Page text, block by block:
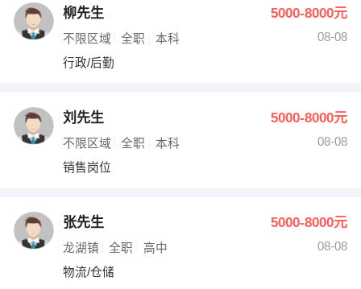
网络IT
收银员
水电/机修
编辑 法律
柳先生 5000-8000元
不限区域 全职 本科
08-08
行政/后勤
刘先生 5000-8000元
不限区域 全职 本科
08-08
销售岗位
张先生 5000-8000元
龙湖镇 全职 高中
08-08
物流/仓储